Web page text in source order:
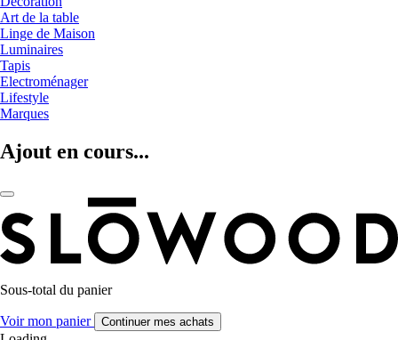
Art de la table
Linge de Maison
Luminaires
Tapis
Electroménager
Lifestyle
Marques
Ajout en cours...
Sous-total du panier
Voir mon panier Continuer mes achats